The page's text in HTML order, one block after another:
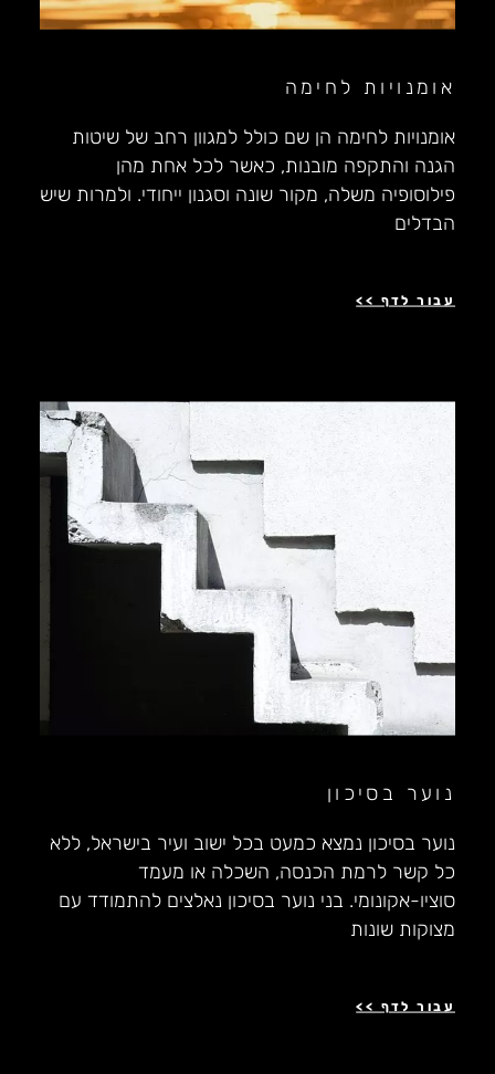
אומנויות לחימה
אומנויות לחימה הן שם כולל למגוון רחב של שיטות
הגנה והתקפה מובנות, כאשר לכל אחת מהן
פילוסופיה משלה, מקור שונה וסגנון ייחודי. ולמרות שיש
הבדלים
עבור לדף >>
נוער בסיכון
נוער בסיכון נמצא כמעט בכל ישוב ועיר בישראל, ללא
כל קשר לרמת הכנסה, השכלה או מעמד
סוציו-אקונומי. בני נוער בסיכון נאלצים להתמודד עם
מצוקות שונות
עבור לדף >>